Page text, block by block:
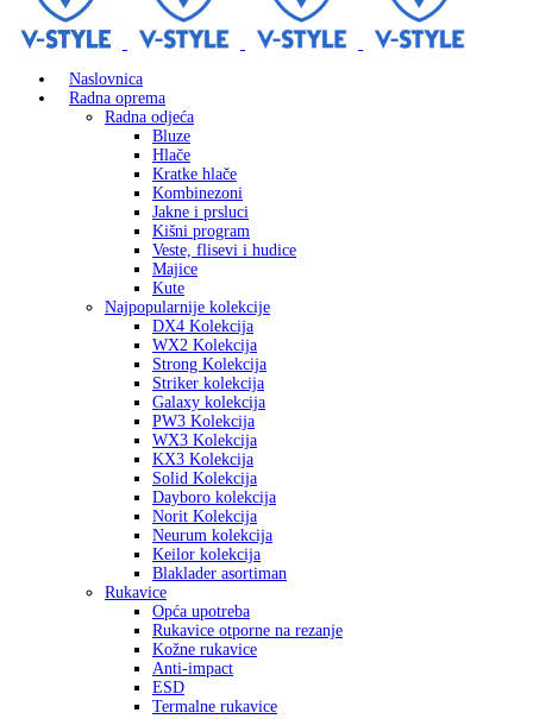
Naslovnica
Radna oprema
Radna odjeća
Bluze
Hlače
Kratke hlače
Kombinezoni
Jakne i prsluci
Kišni program
Veste, flisevi i hudice
Majice
Kute
Najpopularnije kolekcije
DX4 Kolekcija
WX2 Kolekcija
Strong Kolekcija
Striker kolekcija
Galaxy kolekcija
PW3 Kolekcija
WX3 Kolekcija
KX3 Kolekcija
Solid Kolekcija
Dayboro kolekcija
Norit Kolekcija
Neurum kolekcija
Keilor kolekcija
Blaklader asortiman
Rukavice
Opća upotreba
Rukavice otporne na rezanje
Kožne rukavice
Anti-impact
ESD
Termalne rukavice